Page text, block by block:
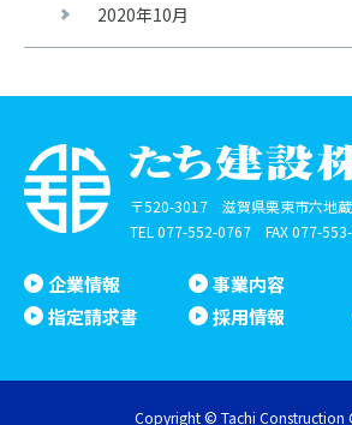
2020年10月
〒520-3017 滋賀県栗東市六地
TEL077-552-0767 FAX 077-
企業情報
事業内容
指定請求書
採用情報
Copyright © Tachi Construction